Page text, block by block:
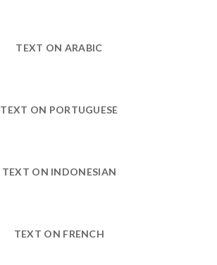
TEXT ON ARABIC
TEXT ON PORTUGUESE
TEXT ON INDONESIAN
TEXT ON FRENCH